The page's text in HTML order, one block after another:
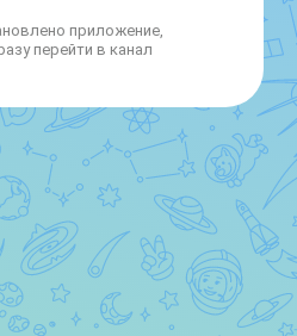
приложение,
перейти в канал